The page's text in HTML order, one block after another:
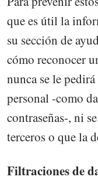
que es útil la
su sección de
cómo reconocer
nunca se le
personal -como
contraseñas-, ni
terceros o que la
Filtraciones de